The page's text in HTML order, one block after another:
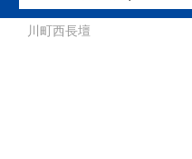
イエステーション»投稿ト
川町西長壇